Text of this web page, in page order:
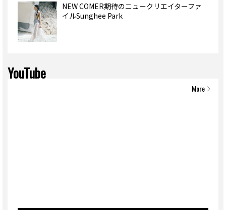
NEW COMER期待のニュークリエイターファ
イルSunghee Park
YouTube
More